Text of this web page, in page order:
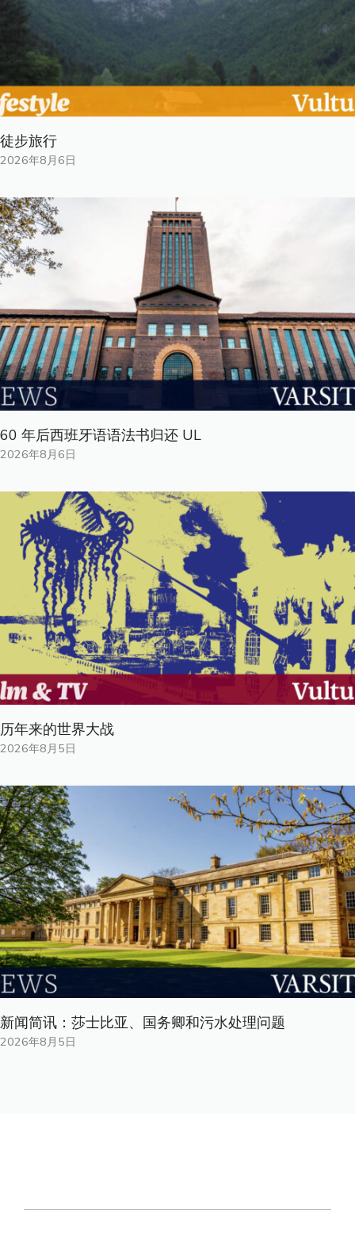
徒步旅行
2026年8月6日
60 年后西班牙语语法书归还 UL
2026年8月6日
历年来的世界大战
2026年8月5日
新闻简讯：莎士比亚、国务卿和污水处理问题
2026年8月5日